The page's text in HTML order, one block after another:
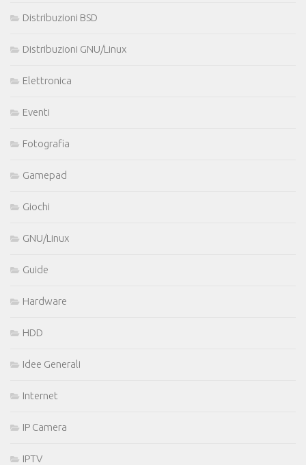
Distribuzioni BSD
Distribuzioni GNU/Linux
Elettronica
Eventi
Fotografia
Gamepad
Giochi
GNU/Linux
Guide
Hardware
HDD
Idee Generali
Internet
IP Camera
IPTV